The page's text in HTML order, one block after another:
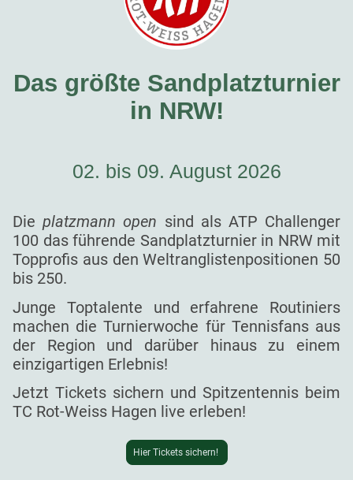
Das größte Sandplatzturnier
in NRW!
02. bis 09. August 2026
Dieplatzmann open sind als ATP Challenger
100 das führende Sandplatzturnier in NRW mit
Topprofis aus den Weltranglistenpositionen 50
bis 250.
Junge Toptalente und erfahrene Routiniers
machen die Turnierwoche für Tennisfans aus
der Region und darüber hinaus zu einem
einzigartigen Erlebnis!
Jetzt Tickets sichern und Spitzentennis beim
TC Rot-Weiss Hagen live erleben!
Hier Tickets sichern!